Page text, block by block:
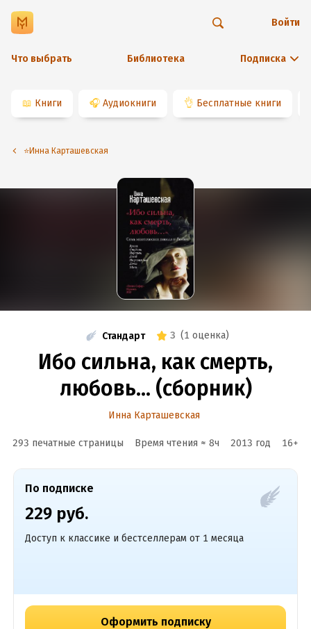
Что выбрать Библиотека Подписка
Войти
📖 Книги 🎧 Аудиокниги 👌 Бесплатные книги
⭐️Инна Карташевская
Стандарт 3 (1 оценка)
Ибо сильна, как смерть,
любовь… (сборник)
Инна Карташевская
293 печатные страницы Время чтения ≈ 8ч 2013 год 16+
По подписке
229 руб.
Доступ к классике и бестселлерам от 1 месяца
Оформить подписку